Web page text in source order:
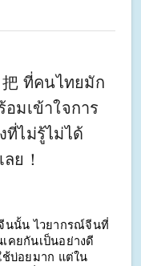
把 ที่คนไทยมัก
มเข้าใจการ
ที่ไม่รู้ไม่ได้
ย！
นั้น ไวยากรณ์จีนที่
คยกันเป็นอย่างดี
ช้บ่อยมาก แต่ใน